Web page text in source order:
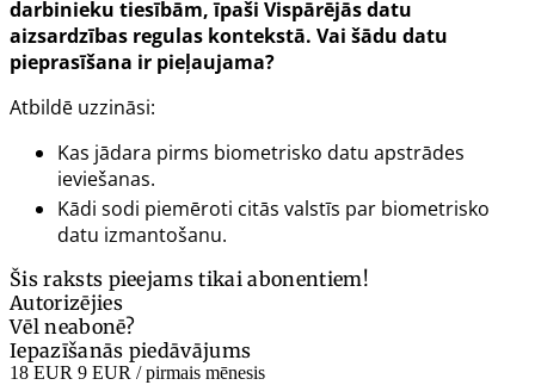
darbinieku tiesībām, īpaši Vispārējās datu
aizsardzības regulas kontekstā. Vai šādu datu
pieprasīšana ir pieļaujama?
Atbildē uzzināsi:
Kas jādara pirms biometrisko datu apstrādes
ieviešanas.
Kādi sodi piemēroti citās valstīs par biometrisko
datu izmantošanu.
Šis raksts pieejams tikai abonentiem!
Autorizējies
Vēl neabonē?
Iepazīšanās piedāvājums
18 EUR 9 EUR / pirmais mēnesis